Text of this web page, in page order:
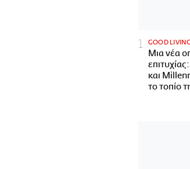
GOOD LIVING
Μια νέα
και
το τοπίο